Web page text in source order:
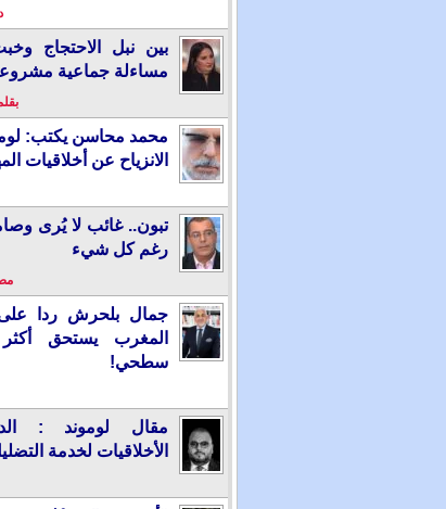
بين نبل الاحتجاج
مساءلة جماعية
محمد محاسن يكتب:
الانزياح عن أخلاقيات
تبون.. غائب لا يُرى
رغم كل شيء
جمال بلحرش ردا على
المغرب يستحق
سطحي!
مقال لوموند :
الأخلاقيات لخدمة